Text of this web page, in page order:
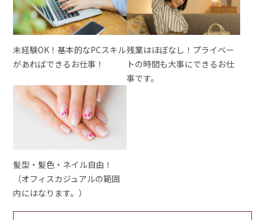
未経験OK！基本的なPCスキル
があればできるお仕事！
残業はほぼなし！プライベー
トの時間も大事にできるお仕
事です。
髪型・髪色・ネイル自由！
（オフィスカジュアルの範囲
内にはなります。）